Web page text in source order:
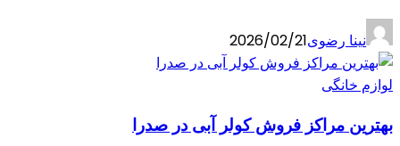
نینا رضوی2026/02/21
لوازم خانگی
بهترین مراکز فروش کولر آبی در صدرا